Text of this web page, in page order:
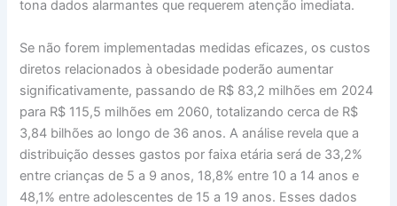
tona dados alarmantes que requerem atenção imediata.
Se não forem implementadas medidas eficazes, os custos
diretos relacionados à obesidade poderão aumentar
significativamente, passando de R$ 83,2 milhões em 2024
para R$ 115,5 milhões em 2060, totalizando cerca de R$
3,84 bilhões ao longo de 36 anos. A análise revela que a
distribuição desses gastos por faixa etária será de 33,2%
entre crianças de 5 a 9 anos, 18,8% entre 10 a 14 anos e
48,1% entre adolescentes de 15 a 19 anos. Esses dados